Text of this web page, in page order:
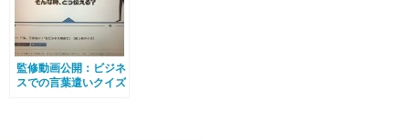
監修動画公開：ビジネ
スでの言葉遣いクイズ